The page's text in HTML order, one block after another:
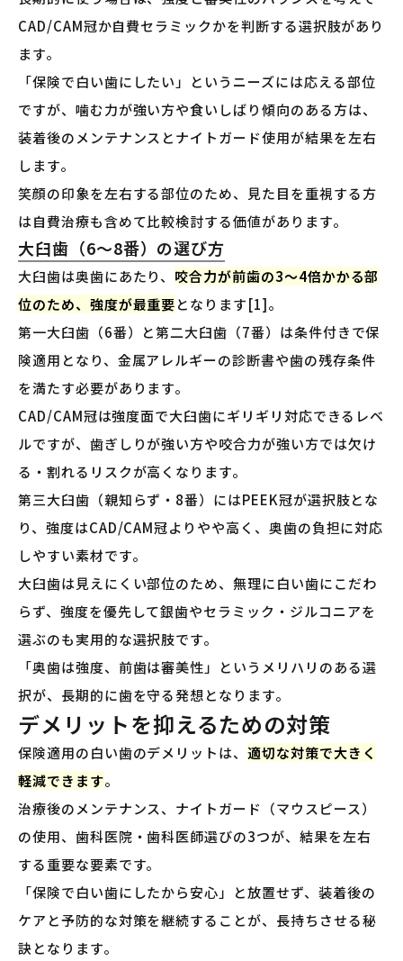
CAD/CAM冠か自費セラミックかを判断する選択肢があり
ます。
「保険で白い歯にしたい」というニーズには応える部位
ですが、噛む力が強い方や食いしばり傾向のある方は、
装着後のメンテナンスとナイトガード使用が結果を左右
します。
笑顔の印象を左右する部位のため、見た目を重視する方
は自費治療も含めて比較検討する価値があります。
大臼歯（6〜8番）の選び方
大臼歯は奥歯にあたり、 咬合力が前歯の3〜4倍かかる部
位のため、強度が最重要となります[1]。
第一大臼歯（6番）と第二大臼歯（7番）は条件付きで保
険適用となり、金属アレルギーの診断書や歯の残存条件
を満たす必要があります。
CAD/CAM冠は強度面で大臼歯にギリギリ対応できるレベ
ルですが、歯ぎしりが強い方や咬合力が強い方では欠け
る・割れるリスクが高くなります。
第三大臼歯（親知らず・8番）にはPEEK冠が選択肢とな
り、強度はCAD/CAM冠よりやや高く、奥歯の負担に対応
しやすい素材です。
大臼歯は見えにくい部位のため、無理に白い歯にこだわ
らず、強度を優先して銀歯やセラミック・ジルコニアを
選ぶのも実用的な選択肢です。
「奥歯は強度、前歯は審美性」というメリハリのある選
択が、長期的に歯を守る発想となります。
デメリットを抑えるための対策
保険適用の白い歯のデメリットは、 適切な対策で大きく
軽減できます。
治療後のメンテナンス、ナイトガード（マウスピース）
の使用、歯科医院・歯科医師選びの3つが、結果を左右
する重要な要素です。
「保険で白い歯にしたから安心」と放置せず、装着後の
ケアと予防的な対策を継続することが、長持ちさせる秘
訣となります。